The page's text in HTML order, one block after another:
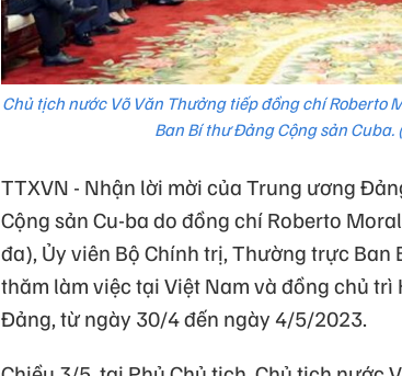
Chủ tịch nước Võ Văn Thưởng tiếp đồng chí Roberto
Ban Bí thư Đảng Cộng sản
TTXVN - Nhận lời mời của Trung ương
Cộng sản Cu-ba do đồng chí Roberto
đa), Ủy viên Bộ Chính trị, Thường trực
thăm làm việc tại Việt Nam và đồng chủ
Đảng, từ ngày 30/4 đến ngày 4/5/2023.